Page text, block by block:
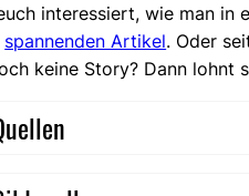
interessiert, wie man in
spannenden Artikel. Oder
keine Story? Dann lohnt